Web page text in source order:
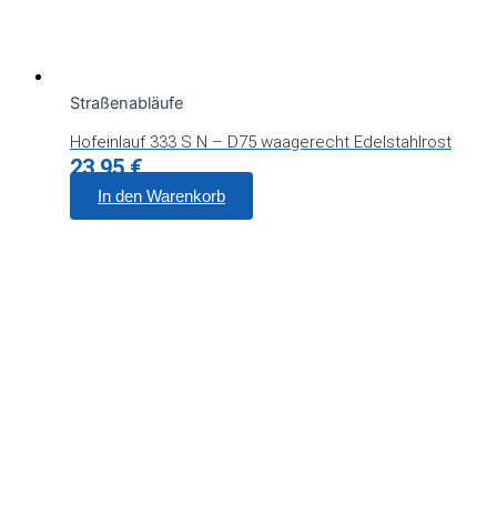
Straßenabläufe
Hofeinlauf 333 S N – D75 waagerecht Edelstahlrost
23,95€
In den Warenkorb